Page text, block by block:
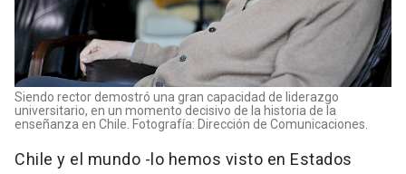
Siendo rector demostró una gran capacidad de liderazgo
universitario, en un momento decisivo de la historia de la
enseñanza en Chile. Fotografía: Dirección de Comunicaciones.
Chile y el mundo -lo hemos visto en Estados